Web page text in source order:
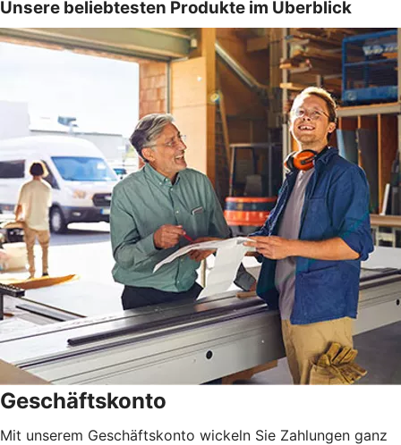
Unsere beliebtesten Produkte im Überblick
Geschäftskonto
Mit unserem Geschäftskonto wickeln Sie Zahlungen ganz